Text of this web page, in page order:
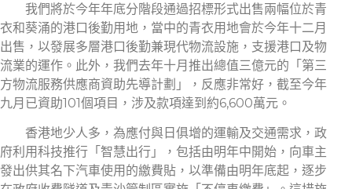
我們將於今年年底分階段通過招標形式出售兩幅位於青
衣和葵涌的港口後勤用地，當中的青衣用地會於今年十二月
出售，以發展多層港口後勤兼現代物流設施，支援港口及物
流業的運作。此外，我們去年十月推出總值三億元的「第三
方物流服務供應商資助先導計劃」，反應非常好，截至今年
九月已資助101個項目，涉及款項達到約6,600萬元。
香港地少人多，為應付與日俱增的運輸及交通需求，政
府利用科技推行「智慧出行」，包括由明年中開始，向車主
發出供其名下汽車使用的繳費貼，以準備由明年底起，逐步